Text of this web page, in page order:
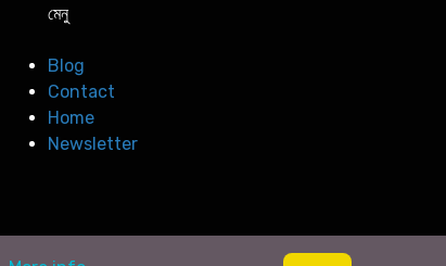
মেনু
Blog
Contact
Home
Newsletter